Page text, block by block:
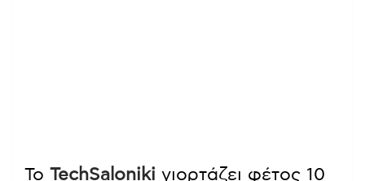
Το TechSaloniki γιορτάζει φέτος 10